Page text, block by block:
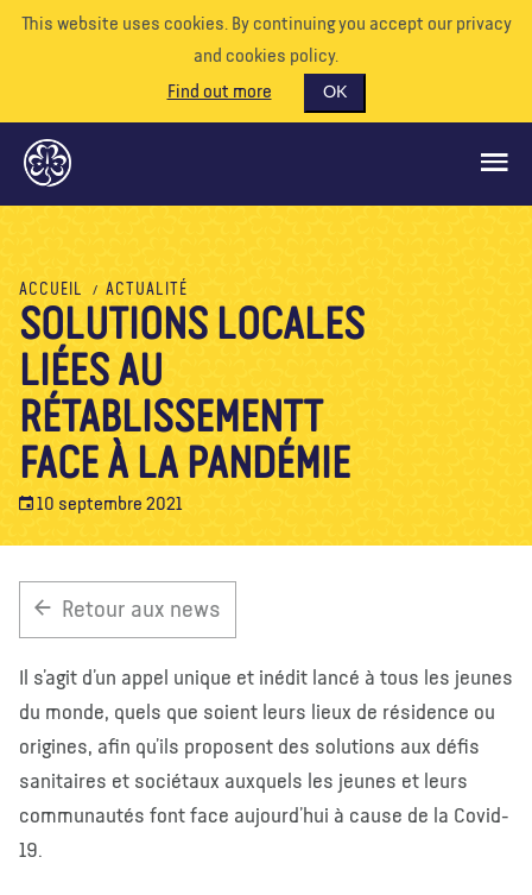
This website uses cookies. By continuing you accept our privacy
and cookies policy.
Find out more
OK
CE QUE NOUS FAISONS
SOUTENEZ-NOUS
BÉNÉVOLE
EVÉNEMENTS
NOTRE MONDE
RESSOURCES
Contactez nous FAIRE UN DON
ACCUEIL ACTUALITÉ
SOLUTIONS LOCALES
LIÉES AU
RÉTABLISSEMENTT
FACE À LA PANDÉMIE
10 septembre 2021
Retour aux news
Il s’agit d’un appel unique et inédit lancé à tous les jeunes
du monde, quels que soient leurs lieux de résidence ou
origines, afin qu’ils proposent des solutions aux défis
sanitaires et sociétaux auxquels les jeunes et leurs
communautés font face aujourd’hui à cause de la Covid-
19.